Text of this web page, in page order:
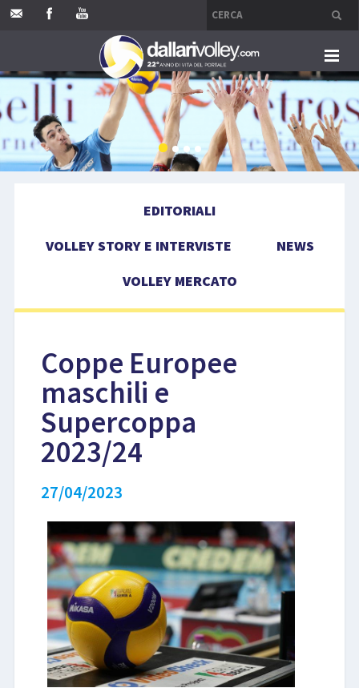
HOME
EDITORIALI
VOLLEY MERCATO
COMPETIZIONI
EDITORIALI
VOLLEY STORY E INTERVISTE
NEWS
VOLLEY MERCATO
Coppe Europee
maschili e
Supercoppa
2023/24
27/04/2023